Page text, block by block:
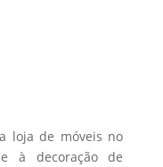
the
product
loja de móveis no
à decoração de